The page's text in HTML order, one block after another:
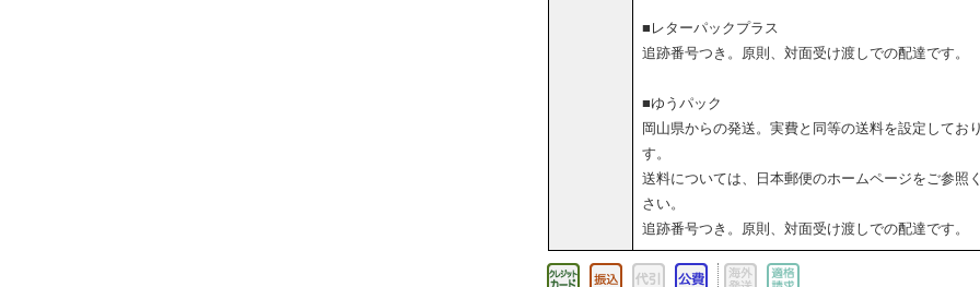
■レターパックプラス
追跡番号つき。原則、対面受け渡しでの配達です。
■ゆうパック
岡山県からの発送。実費と同等の送料を設定してお
す。
送料については、日本郵便のホームページをご参照
さい。
追跡番号つき。原則、対面受け渡しでの配達です。